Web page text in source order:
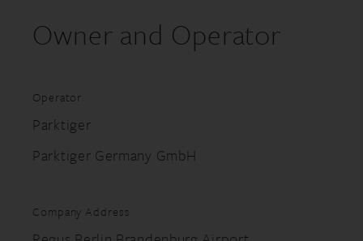
Owner and Operator
Operator
Parktiger
Parktiger Germany GmbH
Company Address